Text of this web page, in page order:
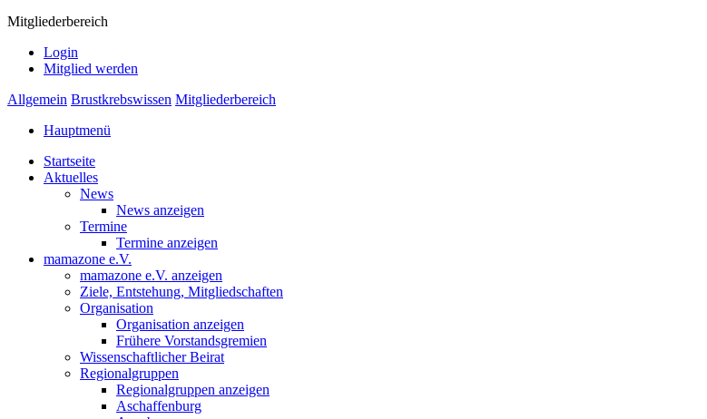
Mitgliederbereich
Login
Mitglied werden
Allgemein Brustkrebswissen Mitgliederbereich
Hauptmenü
Startseite
Aktuelles
News
News anzeigen
Termine
Termine anzeigen
mamazone e.V.
mamazone e.V. anzeigen
Ziele, Entstehung, Mitgliedschaften
Organisation
Organisation anzeigen
Frühere Vorstandsgremien
Wissenschaftlicher Beirat
Regionalgruppen
Regionalgruppen anzeigen
Aschaffenburg